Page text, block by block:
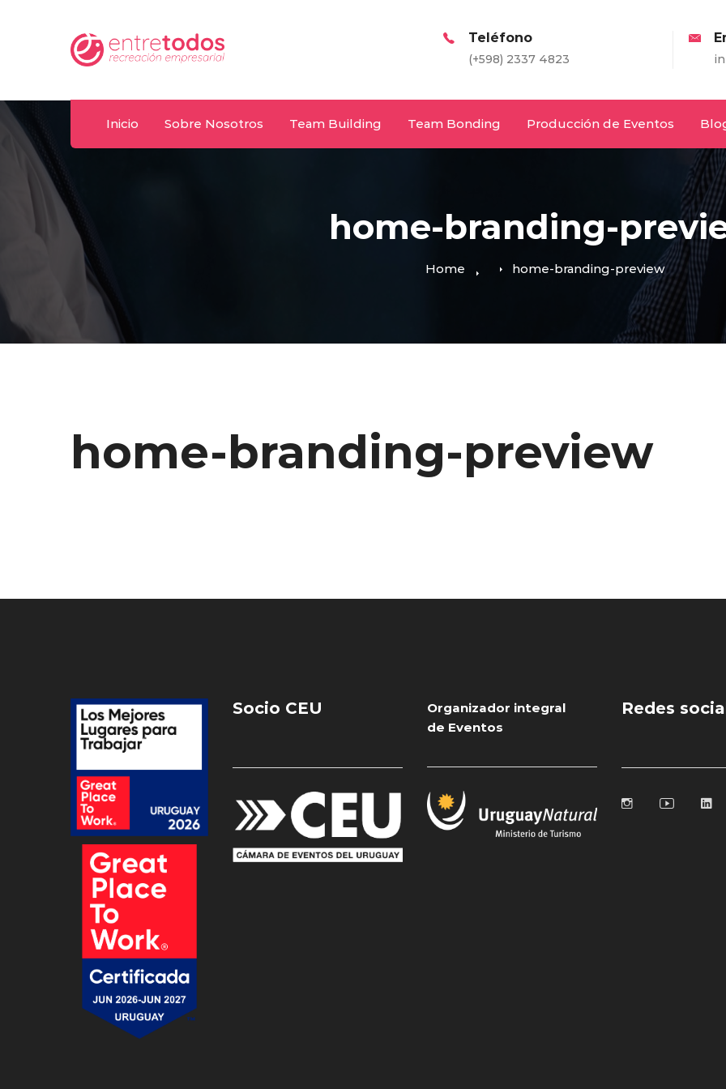
Whatsapp
092 487 198 (+598) 2337 4823
Inicio Sobre Nosotros Team Building Team Bonding Producción de Eventos
home-branding-
Home home-branding-preview
home-branding-preview
Socio CEU
Organizador integral
de Eventos
Redes